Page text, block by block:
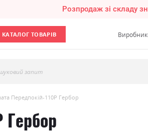
Розпродаж зі складу
КАТАЛОГ ТОВАРІВ
запит
Передпокій-110P Гербор
Гербор